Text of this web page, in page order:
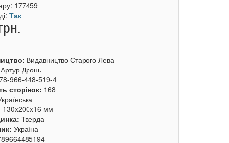
177459
Так
Видавництво Старого Лева
Артур Дронь
966-448-519-4
сторінок: 168
130x200x16 мм
Тверда
Україна